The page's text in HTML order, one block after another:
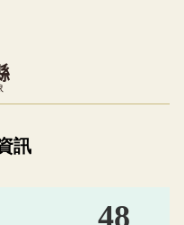
預覽，完整即時空